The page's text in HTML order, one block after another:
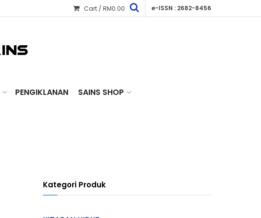
Cart / RM0.00 e-ISSN : 2682-8456
PENGIKLANAN SAINS SHOP
Kategori Produk